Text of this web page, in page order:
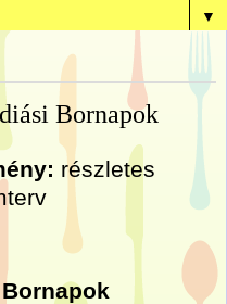
▼
Bornapok
részletes